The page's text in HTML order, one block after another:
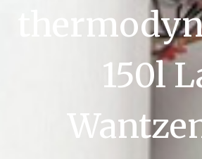
150l